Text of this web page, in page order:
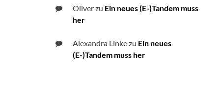
Oliverzu Ein neues (E-)Tandem muss
her
Alexandra Linkezu Ein neues
(E-)Tandem muss her